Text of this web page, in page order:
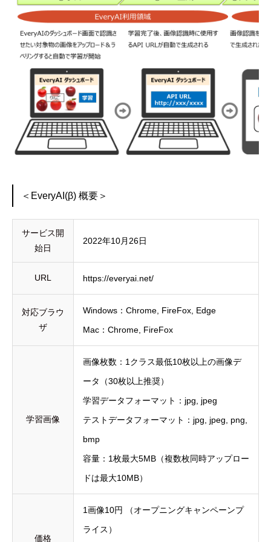
＜EveryAI(β) 概要＞
サービス開
始日
2022年10月26日
URL https://everyai.net/
対応ブラウ
ザ
Windows：Chrome, FireFox, Edge
Mac：Chrome, FireFox
学習画像
画像枚数：1クラス最低10枚以上の画像デ
ータ（30枚以上推奨）
学習データフォーマット：jpg, jpeg
テストデータフォーマット：jpg, jpeg, png,
bmp
容量：1枚最大5MB（複数枚同時アップロー
ドは最大10MB）
価格
1画像10円 （オープニングキャンペーンプ
ライス）